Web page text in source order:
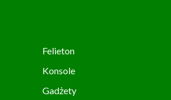
Felieton
Konsole
Gadżety